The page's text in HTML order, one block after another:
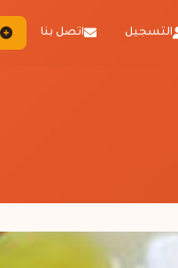
التسجيل اتصل بنا